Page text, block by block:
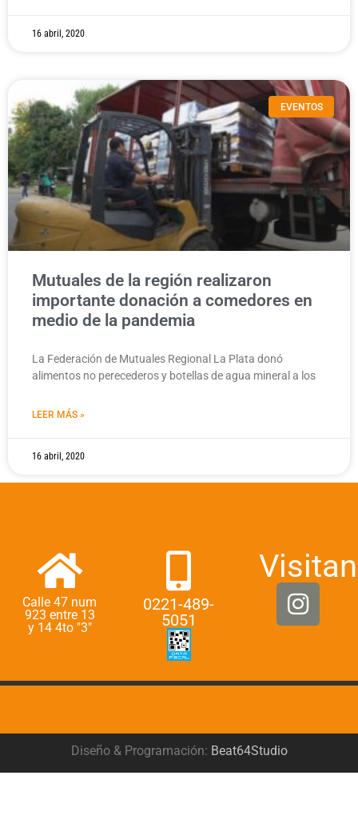
16 abril, 2020
EVENTOS
Mutuales de la región realizaron
importante donación a comedores en
medio de la pandemia
La Federación de Mutuales Regional La Plata donó
alimentos no perecederos y botellas de agua mineral a los
LEER MÁS »
16 abril, 2020
Calle 47 num
923 entre 13
y 14 4to "3"
0221-489-
5051
Diseño & Programación: Beat64Studio